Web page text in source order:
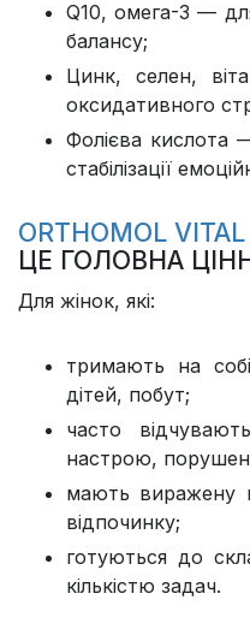
Q10, омега-3 —
балансу;
Цинк, селен,
оксидативного
Фолієва кислота
стабілізації
ORTHOMOL VITAL
ЦЕ ГОЛОВНА
Для жінок, які:
тримають на
дітей, побут;
часто
настрою,
мають виражену
відпочинку;
готуються до
кількістю задач.